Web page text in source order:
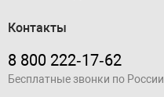
Контакты
8 800 222‑17‑62
Бесплатные звонки по России